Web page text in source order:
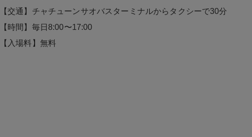
【交通】チャチューンサオバスターミナルからタクシーで30分
【時間】毎日8:00〜17:00
【入場料】無料